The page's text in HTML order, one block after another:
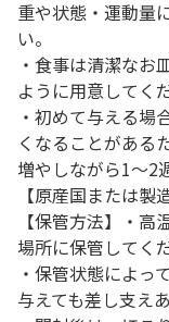
重や状態・運動量
い。
・食事は清潔なお
ように用意してく
・初めて与える場
くなることがある
増やしながら1～2
【原産国または製
【保管方法】・
場所に保管してく
・保管状態によっ
与えても差し支え